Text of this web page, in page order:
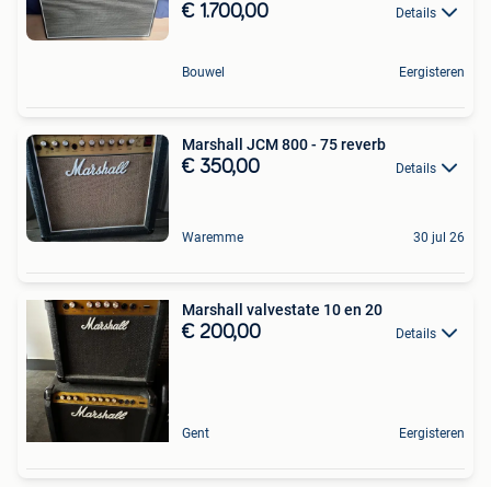
€ 1.700,00 Details
Bouwel Eergisteren
Marshall JCM 800 - 75 reverb
€ 350,00 Details
Waremme 30 jul 26
Marshall valvestate 10 en 20
€ 200,00 Details
Gent Eergisteren